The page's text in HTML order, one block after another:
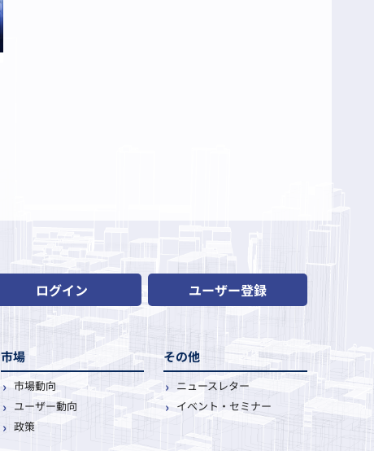
ログイン ユーザー登録
市場
市場動向
ユーザー動向
政策
その他
ニュースレター
イベント・セミナー